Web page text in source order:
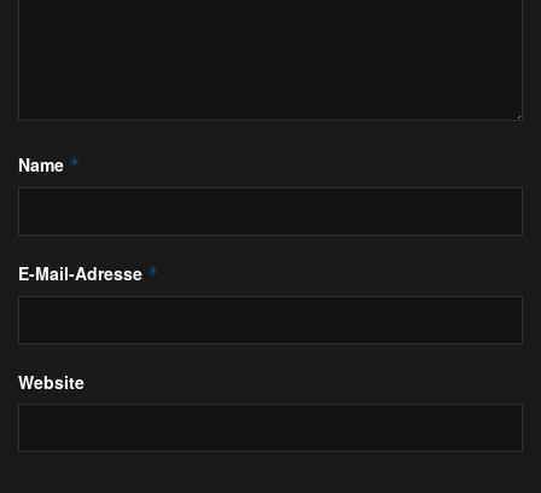
Name *
E-Mail-Adresse *
Website